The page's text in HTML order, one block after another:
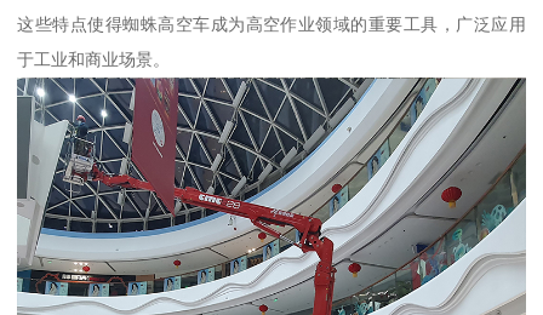
这些特点使得蜘蛛高空车成为高空作业领域的重要工具，广泛应用
于工业和商业场景。